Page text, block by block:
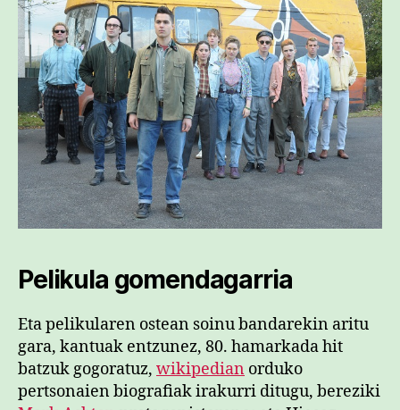
Pelikula gomendagarria
Eta pelikularen ostean soinu bandarekin aritu
gara, kantuak entzunez, 80. hamarkada hit
batzuk gogoratuz, wikipedian orduko
pertsonaien biografiak irakurri ditugu, bereziki